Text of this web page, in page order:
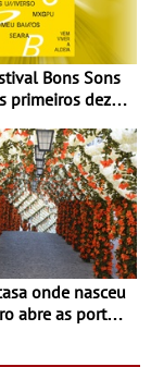
primeiros dez
abre as portas